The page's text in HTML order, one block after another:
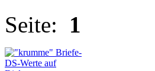
Seite: 1